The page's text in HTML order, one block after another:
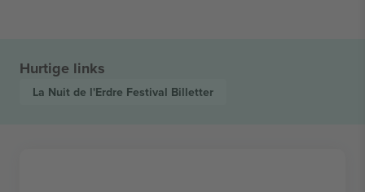
Hurtige links
La Nuit de l'Erdre Festival Billetter